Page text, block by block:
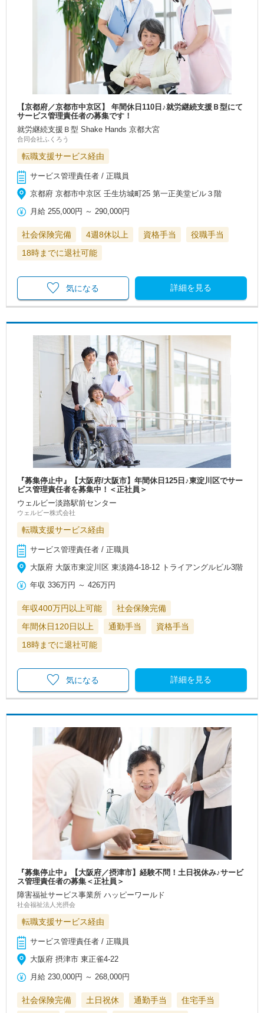
【京都府／京都市中京区】 年間休日110日♪就労継続支援Ｂ型にて
サービス管理責任者の募集です！
就労継続支援Ｂ型 Shake Hands 京都大宮
合同会社ふくろう
転職支援サービス経由
サービス管理責任者 / 正職員
京都府 京都市中京区 壬生坊城町25 第一正美堂ビル３階
月給 255,000円 ～ 290,000円
社会保険完備 4週8休以上 資格手当
役職手当
18時までに退社可能
詳細を見る
気になる
『募集停止中』【大阪府/大阪市】年間休日125日♪東淀川区でサー
ビス管理責任者を募集中！＜正社員＞
ウェルビー淡路駅前センター
ウェルビー株式会社
転職支援サービス経由
サービス管理責任者 / 正職員
大阪府 大阪市東淀川区 東淡路4-18-12 トライアングルビル3階
年収 336万円 ～426万円
年収400万円以上可能
社会保険完備
年間休日120日以上
通勤手当
資格手当
18時までに退社可能
詳細を見る
気になる
『募集停止中』【大阪府／摂津市】経験不問！土日祝休み♪サービ
ス管理責任者の募集＜正社員＞
障害福祉サービス事業所 ハッピーワールド
社会福祉法人光摂会
転職支援サービス経由
サービス管理責任者 / 正職員
大阪府 摂津市 東正雀4-22
月給 230,000円 ～268,000円
社会保険完備 土日祝休 通勤手当
住宅手当